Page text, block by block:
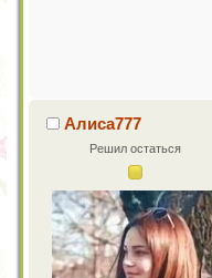
Алиса777
Решил остаться